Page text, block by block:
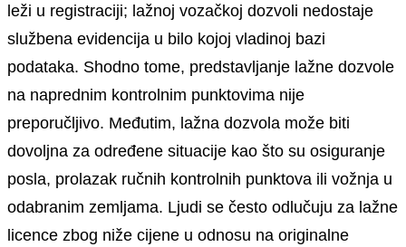
leži u registraciji; lažnoj vozačkoj dozvoli nedostaje
službena evidencija u bilo kojoj vladinoj bazi
podataka. Shodno tome, predstavljanje lažne dozvole
na naprednim kontrolnim punktovima nije
preporučljivo. Međutim, lažna dozvola može biti
dovoljna za određene situacije kao što su osiguranje
posla, prolazak ručnih kontrolnih punktova ili vožnja u
odabranim zemljama. Ljudi se često odlučuju za lažne
licence zbog niže cijene u odnosu na originalne